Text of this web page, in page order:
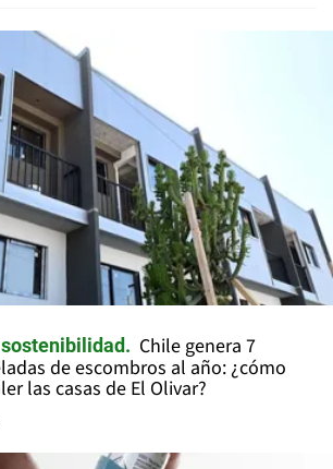
Chile genera 7
de escombros al año: ¿cómo
las casas de El Olivar?